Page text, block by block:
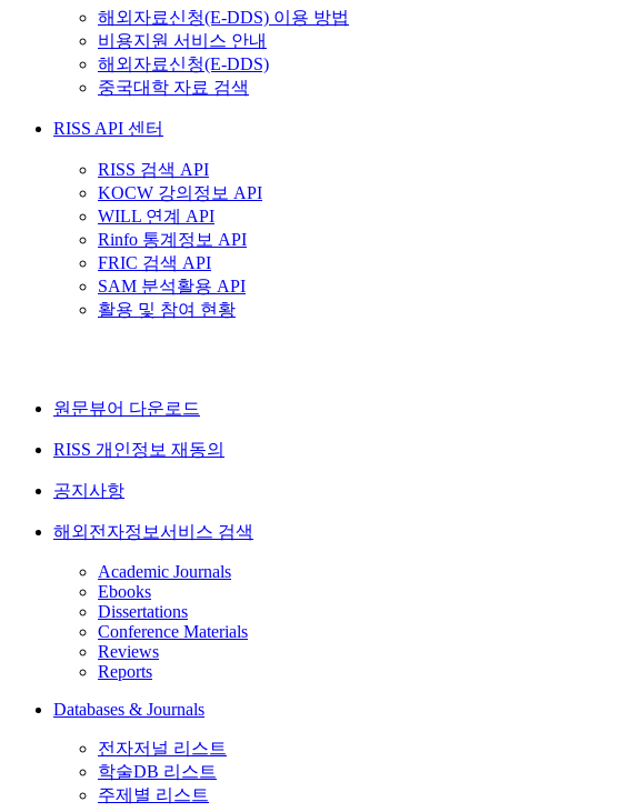
해외자료신청(E-DDS) 이용 방법
비용지원 서비스 안내
해외자료신청(E-DDS)
중국대학 자료 검색
RISS API 센터
RISS 검색 API
KOCW 강의정보 API
WILL 연계 API
Rinfo 통계정보 API
FRIC 검색 API
SAM 분석활용 API
활용 및 참여 현황
원문뷰어 다운로드
RISS 개인정보 재동의
공지사항
해외전자정보서비스 검색
Academic Journals
Ebooks
Dissertations
Conference Materials
Reviews
Reports
Databases & Journals
전자저널 리스트
학술DB 리스트
주제별 리스트